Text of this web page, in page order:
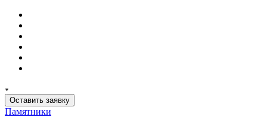
Оставить заявку
Памятники